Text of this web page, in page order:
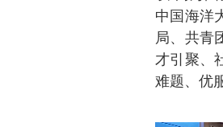
中国海洋
局、共青
才引聚、
难题、优